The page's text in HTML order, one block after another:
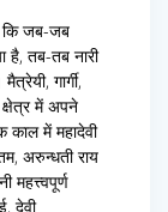
कि जब-जब
है, तब-तब नारी
गार्गी,
क्षेत्र में अपने
में महादेवी
अरुन्धती राय
महत्त्वपूर्ण
देवी